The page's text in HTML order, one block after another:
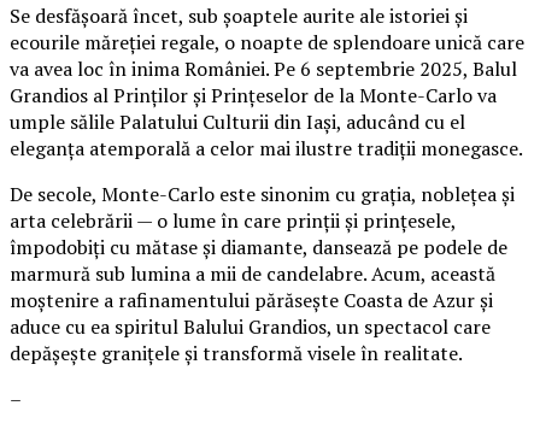
Se desfășoară încet, sub șoaptele aurite ale istoriei și
ecourile măreției regale, o noapte de splendoare unică care
va avea loc în inima României. Pe 6 septembrie 2025, Balul
Grandios al Prinților și Prințeselor de la Monte-Carlo va
umple sălile Palatului Culturii din Iași, aducând cu el
eleganța atemporală a celor mai ilustre tradiții monegasce.
De secole, Monte-Carlo este sinonim cu grația, noblețea și
arta celebrării — o lume în care prinții și prințesele,
împodobiți cu mătase și diamante, dansează pe podele de
marmură sub lumina a mii de candelabre. Acum, această
moștenire a rafinamentului părăsește Coasta de Azur și
aduce cu ea spiritul Balului Grandios, un spectacol care
depășește granițele și transformă visele în realitate.
–